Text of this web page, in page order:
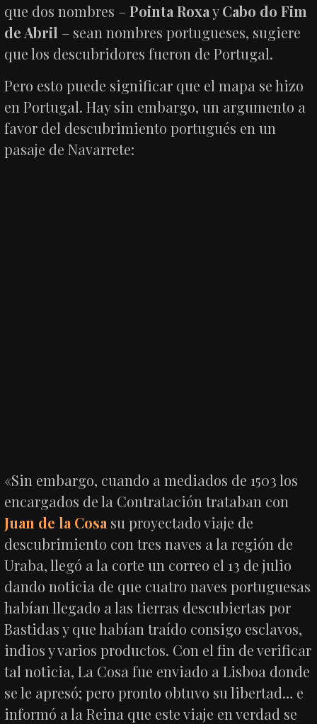
que dos nombres –Pointa RoxayCabo do Fim
de Abril – sean nombres portugueses, sugiere
que los descubridores fueron de Portugal.
Pero esto puede significar que el mapa se hizo
en Portugal. Hay sin embargo, un argumento a
favor del descubrimiento portugués en un
pasaje de Navarrete:
«Sin embargo, cuando a mediados de 1503 los
encargados de la Contratación trataban con
Juan de la Cosa su proyectado viaje de
descubrimiento con tres naves a la región de
Uraba, llegó a la corte un correo el 13 de julio
dando noticia de que cuatro naves portuguesas
habían llegado a las tierras descubiertas por
Bastidas y que habían traído consigo esclavos,
indios y varios productos. Con el fin de verificar
tal noticia, La Cosa fue enviado a Lisboa donde
se le apresó; pero pronto obtuvo su libertad… e
informó a la Reina que este viaje en verdad se